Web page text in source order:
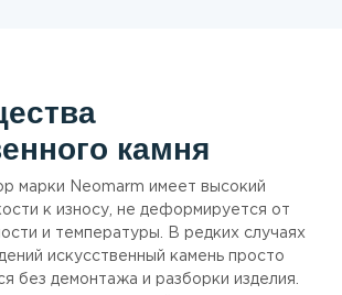
камня
марки Neomarm имеет высокий
к износу, не деформируется от
и температуры. В редких случаях
искусственный камень просто
без демонтажа и разборки изделия.